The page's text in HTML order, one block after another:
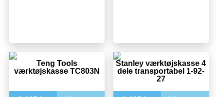
Teng Tools
værktøjskasse TC803N
Stanley værktøjskasse 4
dele transportabel 1-92-
27